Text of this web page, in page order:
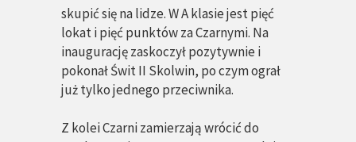
skupić się na lidze. W A klasie jest pięć
lokat i pięć punktów za Czarnymi. Na
inaugurację zaskoczył pozytywnie i
pokonał Świt II Skolwin, po czym ograł
już tylko jednego przeciwnika.
Z kolei Czarni zamierzają wrócić do